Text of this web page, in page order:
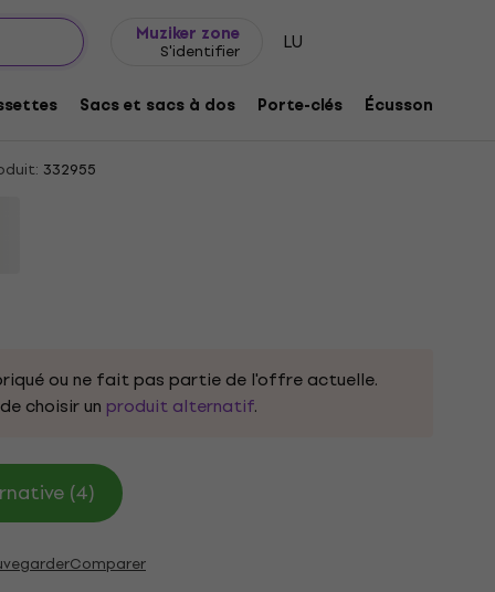
Muziker zone
S'identifier LU
Sacs et sacs à dos Porte-clés Écussons/
White M T-shirt
332955
ou ne fait pas partie de l'offre actuelle.
choisir un produit alternatif.
(4)
Comparer